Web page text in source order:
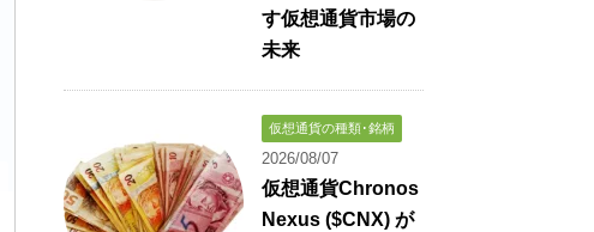
す仮想通貨市場の
未来
仮想通貨の種類･銘柄
2026/08/07
仮想通貨Chronos
Nexus ($CNX) が